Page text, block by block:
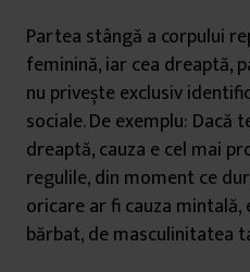
Partea stângă a corpului
feminină, iar cea dreaptă,
nu privește exclusiv
sociale. De exemplu:
dreaptă, cauza e cel mai
regulile, din moment ce
oricare ar fi cauza mintală,
bărbat, de masculinitatea